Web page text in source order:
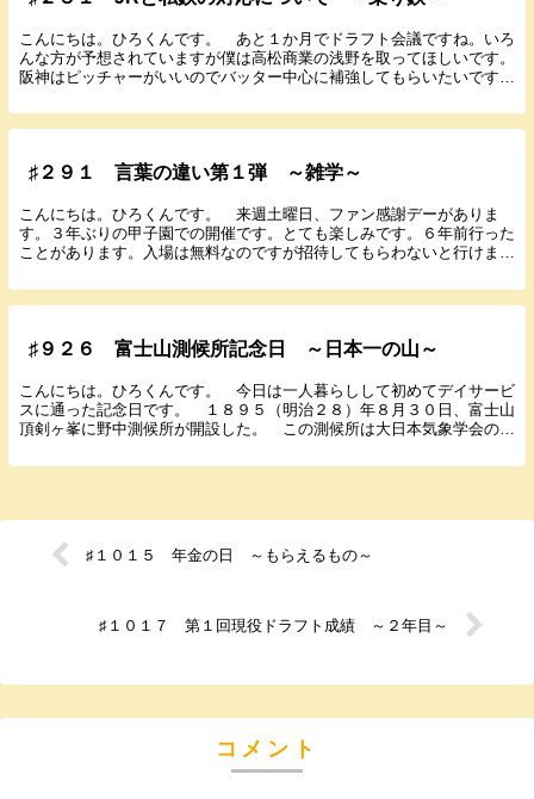
こんにちは。ひろくんです。 あと１か月でドラフト会議ですね。いろ
んな方が予想されていますが僕は高松商業の浅野を取ってほしいです。
阪神はピッチャーがいいのでバッター中心に補強してもらいたいです。
♯２９１ 言葉の違い第１弾 ～雑学～
こんにちは。ひろくんです。 来週土曜日、ファン感謝デーがありま
す。３年ぶりの甲子園での開催です。とても楽しみです。６年前行った
ことがあります。入場は無料なのですが招待してもらわないと行けませ
♯９２６ 富士山測候所記念日 ～日本一の山～
こんにちは。ひろくんです。 今日は一人暮らしして初めてデイサービ
スに通った記念日です。 １８９５（明治２８）年８月３０日、富士山
頂剣ヶ峯に野中測候所が開設した。 この測候所は大日本気象学会の野
♯１０１５ 年金の日 ～もらえるもの～
♯１０１７ 第１回現役ドラフト成績 ～２年目～
コメント